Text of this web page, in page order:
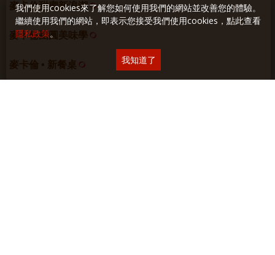
麥卡倫甜蜜新浪潮
麥卡倫團圓美味學
麥卡倫 • 新餐桌
我們使用cookies來了解您如何使用我們的網站並改善您的體驗。
繼續使用我們的網站，即表示您接受我們使用cookies，點此查看
隱私政策。
我知道了